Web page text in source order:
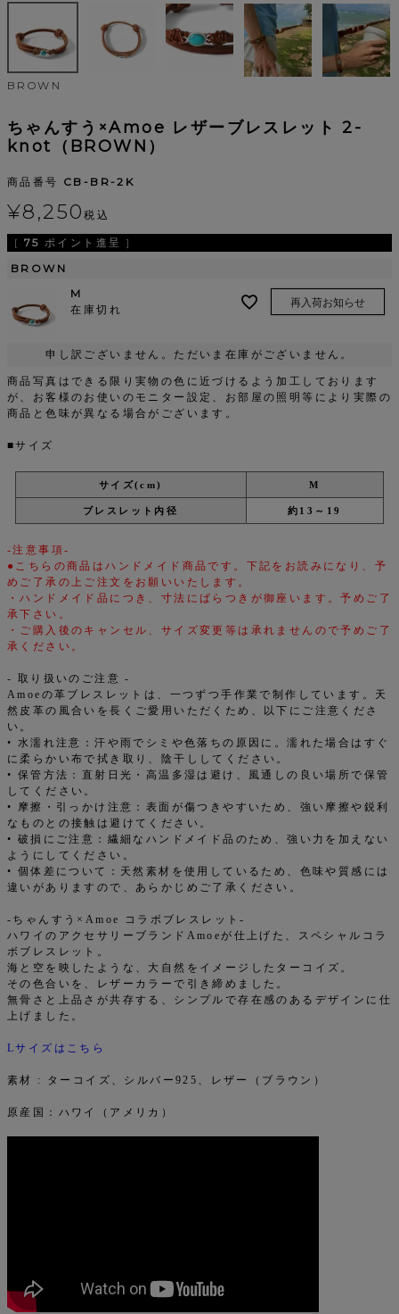
BROWN
ちゃんすう×Amoe レザーブレスレット 2-
knot（BROWN）
商品番号 CB-BR-2K
¥8,250税込
[ 75 ポイント進呈 ]
BROWN
M
在庫切れ
再入荷お知らせ
申し訳ございません。ただいま在庫がございません。
商品写真はできる限り実物の色に近づけるよう加工しております
が、お客様のお使いのモニター設定、お部屋の照明等により実際の
商品と色味が異なる場合がございます。
■サイズ
サイズ(cm) M
ブレスレット内径 約13～19
-注意事項-
●こちらの商品はハンドメイド商品です。下記をお読みになり、予
めご了承の上ご注文をお願いいたします。
・ハンドメイド品につき、寸法にばらつきが御座います。予めご了
承下さい。
・ご購入後のキャンセル、サイズ変更等は承れませんので予めご了
承ください。
- 取り扱いのご注意 -
Amoeの革ブレスレットは、一つずつ手作業で制作しています。天
然皮革の風合いを長くご愛用いただくため、以下にご注意くださ
い。
• 水濡れ注意：汗や雨でシミや色落ちの原因に。濡れた場合はすぐ
に柔らかい布で拭き取り、陰干ししてください。
• 保管方法：直射日光・高温多湿は避け、風通しの良い場所で保管
してください。
• 摩擦・引っかけ注意：表面が傷つきやすいため、強い摩擦や鋭利
なものとの接触は避けてください。
• 破損にご注意：繊細なハンドメイド品のため、強い力を加えない
ようにしてください。
• 個体差について：天然素材を使用しているため、色味や質感には
違いがありますので、あらかじめご了承ください。
-ちゃんすう×Amoe コラボブレスレット-
ハワイのアクセサリーブランドAmoeが仕上げた、スペシャルコラ
ボブレスレット。
海と空を映したような、大自然をイメージしたターコイズ。
その色合いを、レザーカラーで引き締めました。
無骨さと上品さが共存する、シンプルで存在感のあるデザインに仕
上げました。
Lサイズはこちら
素材 : ターコイズ、シルバー925、レザー（ブラウン）
原産国：ハワイ（アメリカ）